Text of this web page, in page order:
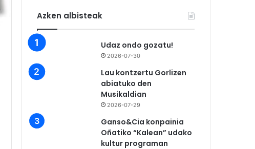
Azken albisteak
Udaz ondo gozatu!
2026-07-30
Lau kontzertu Gorlizen
abiatuko den
Musikaldian
2026-07-29
Ganso&Cia konpainia
Oñatiko “Kalean” udako
kultur programan